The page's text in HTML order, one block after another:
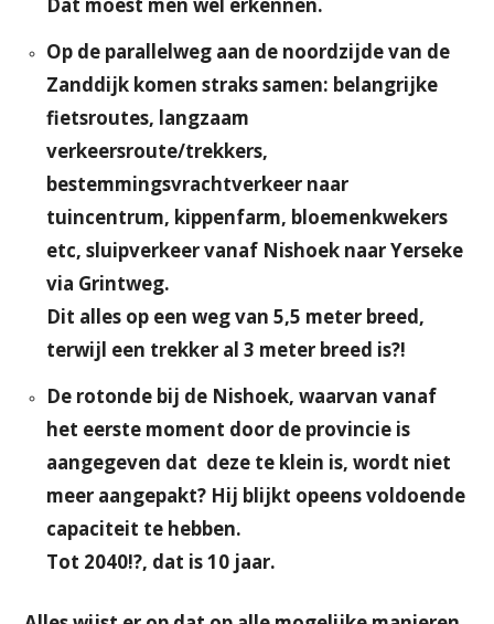
Dat moest men wel erkennen.
Op de parallelweg aan de noordzijde van de
Zanddijk komen straks samen: belangrijke
fietsroutes, langzaam
verkeersroute/trekkers,
bestemmingsvrachtverkeer naar
tuincentrum, kippenfarm, bloemenkwekers
etc, sluipverkeer vanaf Nishoek naar Yerseke
via Grintweg.
Dit alles op een weg van 5,5 meter breed,
terwijl een trekker al 3 meter breed is?!
De rotonde bij de Nishoek, waarvan vanaf
het eerste moment door de provincie is
aangegeven dat deze te klein is, wordt niet
meer aangepakt? Hij blijkt opeens voldoende
capaciteit te hebben.
Tot 2040!?, dat is 10 jaar.